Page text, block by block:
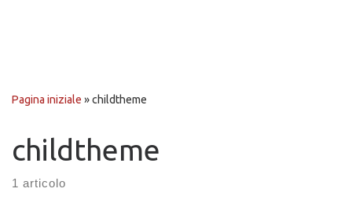
Pagina iniziale »childtheme
childtheme
1 articolo